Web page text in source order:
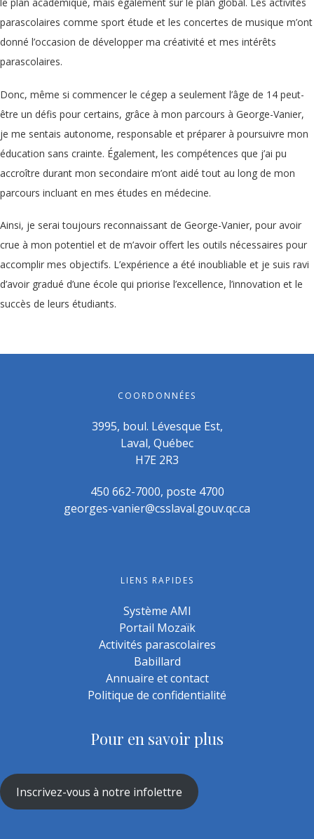
parascolaires comme sport étude et les concertes de musique m’ont
donné l’occasion de développer ma créativité et mes intérêts
parascolaires.
Donc, même si commencer le cégep a seulement l’âge de 14 peut-
être un défis pour certains, grâce à mon parcours à George-Vanier,
je me sentais autonome, responsable et préparer à poursuivre mon
éducation sans crainte. Également, les compétences que j’ai pu
accroître durant mon secondaire m’ont aidé tout au long de mon
parcours incluant en mes études en médecine.
Ainsi, je serai toujours reconnaissant de George-Vanier, pour avoir
crue à mon potentiel et de m’avoir offert les outils nécessaires pour
accomplir mes objectifs. L’expérience a été inoubliable et je suis ravi
d’avoir gradué d’une école qui priorise l’excellence, l’innovation et le
succès de leurs étudiants.
COORDONNÉES
3995, boul. Lévesque Est,
Laval, Québec
H7E 2R3
450 662-7000, poste 4700
georges-vanier@csslaval.gouv.qc.ca
LIENS RAPIDES
Système AMI
Portail Mozaïk
Activités parascolaires
Babillard
Annuaire et contact
Politique de confidentialité
Pour en savoir plus
Inscrivez-vous à notre infolettre